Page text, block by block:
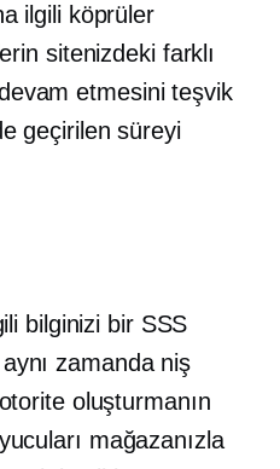
ilgili köprüler
sitenizdeki farklı
etmesini teşvik
geçirilen süreyi
bilginizi bir SSS
zamanda niş
oluşturmanın
mağazanızla